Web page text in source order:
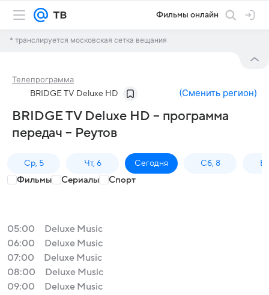
Фильмы онлайн
* транслируется московская сетка вещания
Телепрограмма
BRIDGE TV Deluxe HD (Сменить регион)
BRIDGE TV Deluxe HD – программа
передач – Реутов
Ср, 5 Чт, 6 Сегодня Сб, 8
Фильмы Сериалы Спорт
05:00
Deluxe Music
06:00
Deluxe Music
07:00
Deluxe Music
08:00
Deluxe Music
09:00
Deluxe Music